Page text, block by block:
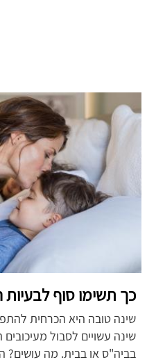
כך תשימו סוף
שינה טובה היא הכרחית
שינה עשויים לסבול
בביה"ס או בבית. מה עושים?